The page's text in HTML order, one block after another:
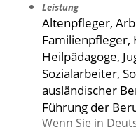
Leistung
Altenpfleger,
Familienpfleger,
Heilpädagoge,
Sozialarbeiter,
ausländischer
Führung der
Wenn Sie in